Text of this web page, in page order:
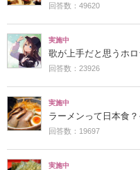
回答数：49620
実施中
歌が上手だと思うホ
回答数：23926
実施中
ラーメンって日本食
回答数：19697
実施中